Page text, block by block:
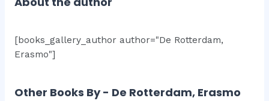
[books_gallery_author author="De Rotterdam,
Erasmo"]
Other Books By - De Rotterdam, Erasmo